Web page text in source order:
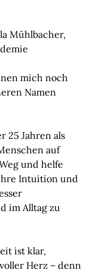
Mühlbacher,
mich noch
Namen
25 Jahren als
auf
und helfe
Intuition und
im Alltag zu
ist klar,
Herz – denn